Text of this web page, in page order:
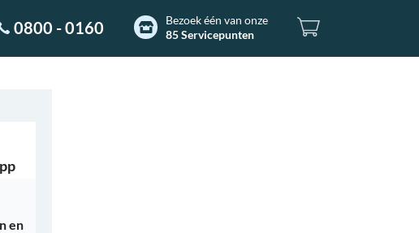
0800 - 0160
Bezoek één van onze
85 Servicepunten
en